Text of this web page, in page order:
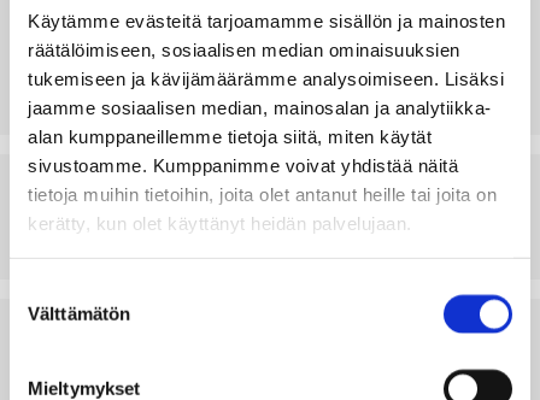
Käytämme evästeitä tarjoamamme sisällön ja mainosten
räätälöimiseen, sosiaalisen median ominaisuuksien
tukemiseen ja kävijämäärämme analysoimiseen. Lisäksi
jaamme sosiaalisen median, mainosalan ja analytiikka-
alan kumppaneillemme tietoja siitä, miten käytät
sivustoamme. Kumppanimme voivat yhdistää näitä
tietoja muihin tietoihin, joita olet antanut heille tai joita on
kerätty, kun olet käyttänyt heidän palvelujaan.
valinta
Välttämätön
Mieltymykset
KOULUTUSAVUSTUSTEN
MYÖNTÄMISPERIAATTEET
LATAA NÄYTÄ
LIIKUNTAPAIKKOJEN MAINOSTAULUT